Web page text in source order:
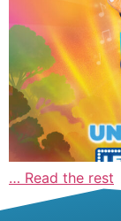
… Read the rest